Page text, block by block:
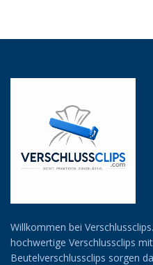
Willkommen bei
hochwertige Verschlussclips
Beutelverschlussclips sorgen